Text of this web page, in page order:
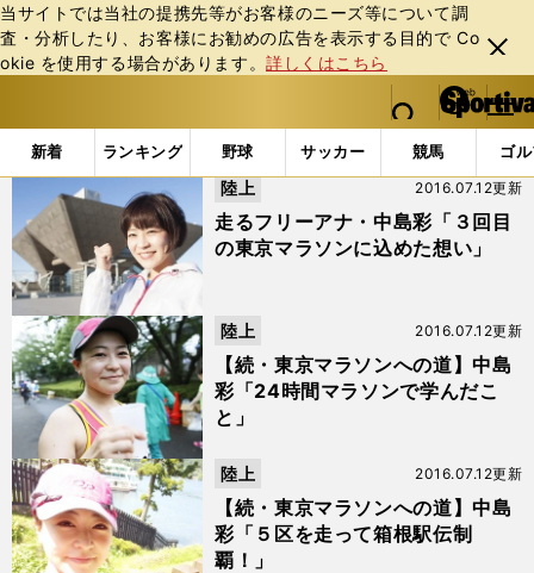
当サイトでは当社の提携先等がお客様のニーズ等について調
査・分析したり、お客様にお勧めの広告を表⽰する⽬的で Co
okie を使⽤する場合があります。詳しくはこちら
閉じ
る
web Sportiva (webスポルティーバ)
検索
マイペ
ー
ジ
メニュ
新着 ランキング 野球 サッカー 競馬 ゴ
b
ス
ル
テ
ィ
ー
バ
「#中島彩」の最新ニュース・ 情報
走るフリーアナ・中島彩「３回目
の東京マラソンに込めた想い」
2016.07.12更新
陸上
【続・東京マラソンへの道】中島
彩「24時間マラソンで学んだこ
と」
2016.07.12更新
陸上
【続・東京マラソンへの道】中島
彩「５区を走って箱根駅伝制
覇！」
2016.07.12更新
陸上